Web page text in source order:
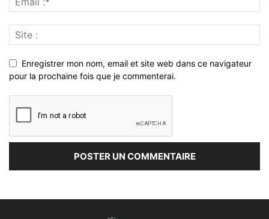
Enregistrer mon nom, email et site web dans ce navigateur
pour la prochaine fois que je commenterai.